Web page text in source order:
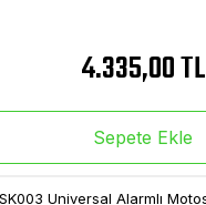
4.335,00 TL
Sepete Ekle